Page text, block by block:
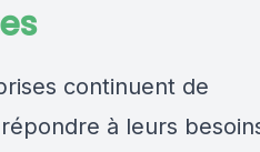
continuent de
à leurs